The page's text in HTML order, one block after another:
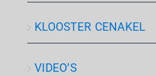
KLOOSTER CENAKEL
VIDEO’S